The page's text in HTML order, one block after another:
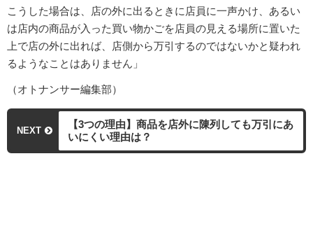
こうした場合は、店の外に出るときに店員に一声かけ、あるい
は店内の商品が入った買い物かごを店員の見える場所に置いた
上で店の外に出れば、店側から万引するのではないかと疑われ
るようなことはありません」
（オトナンサー編集部）
NEXT
【3つの理由】商品を店外に陳列しても万引にあ
いにくい理由は？